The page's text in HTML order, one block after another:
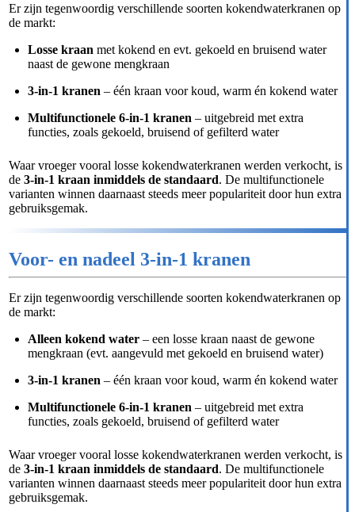
Er zijn tegenwoordig verschillende soorten kokendwaterkranen op
de markt:
Losse kraan met kokend en evt. gekoeld en bruisend water
naast de gewone mengkraan
3-in-1 kranen – één kraan voor koud, warm én kokend water
Multifunctionele 6-in-1 kranen – uitgebreid met extra
functies, zoals gekoeld, bruisend of gefilterd water
Waar vroeger vooral losse kokendwaterkranen werden verkocht, is
de 3-in-1 kraan inmiddels de standaard. De multifunctionele
varianten winnen daarnaast steeds meer populariteit door hun extra
gebruiksgemak.
Voor- en nadeel 3-in-1 kranen
Er zijn tegenwoordig verschillende soorten kokendwaterkranen op
de markt:
Alleen kokend water – een losse kraan naast de gewone
mengkraan (evt. aangevuld met gekoeld en bruisend water)
3-in-1 kranen – één kraan voor koud, warm én kokend water
Multifunctionele 6-in-1 kranen – uitgebreid met extra
functies, zoals gekoeld, bruisend of gefilterd water
Waar vroeger vooral losse kokendwaterkranen werden verkocht, is
de 3-in-1 kraan inmiddels de standaard. De multifunctionele
varianten winnen daarnaast steeds meer populariteit door hun extra
gebruiksgemak.